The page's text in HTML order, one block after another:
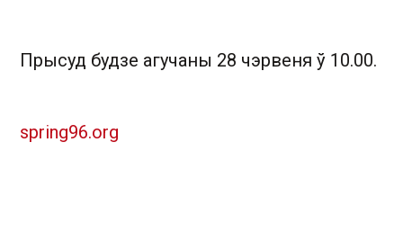
Прысуд будзе агучаны 28 чэрвеня ў 10.00.
spring96.org